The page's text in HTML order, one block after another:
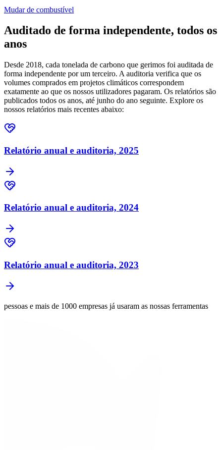
Mudar de combustível
Auditado de forma independente, todos os
anos
Desde 2018, cada tonelada de carbono que gerimos foi auditada de
forma independente por um terceiro. A auditoria verifica que os
volumes comprados em projetos climáticos correspondem
exatamente ao que os nossos utilizadores pagaram. Os relatórios são
publicados todos os anos, até junho do ano seguinte. Explore os
nossos relatórios mais recentes abaixo:
Relatório anual e auditoria, 2025
Relatório anual e auditoria, 2024
Relatório anual e auditoria, 2023
pessoas e mais de 1000 empresas já usaram as nossas ferramentas